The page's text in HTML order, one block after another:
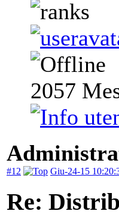
2057
#12 Giu-24-15
Re: